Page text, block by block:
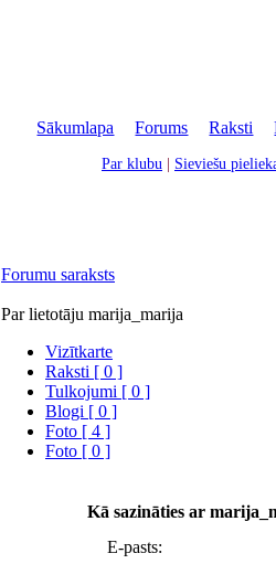
Sākumlapa |Forums |Raksti |
Par klubu Sieviešu
Forumu saraksts
Par lietotāju marija_marija
Vizītkarte
Raksti [ 0 ]
Tulkojumi [ 0 ]
Blogi [ 0 ]
Foto [ 4 ]
Foto [ 0 ]
Kā sazināties ar
E-pasts: